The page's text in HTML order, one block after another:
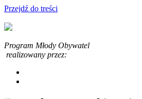
Przejdź do treści
Program Młody Obywatel
realizowany przez: